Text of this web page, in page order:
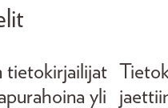
tietokirjailijat
yli